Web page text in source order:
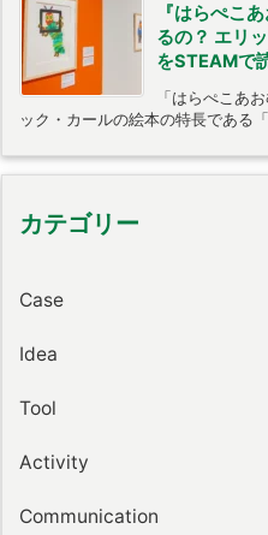
『はらぺこ
るの？ エリ
をSTEAMで
「はらぺこあ
ック・カールの絵本の特長である
カテゴリー
Case
Idea
Tool
Activity
Communication